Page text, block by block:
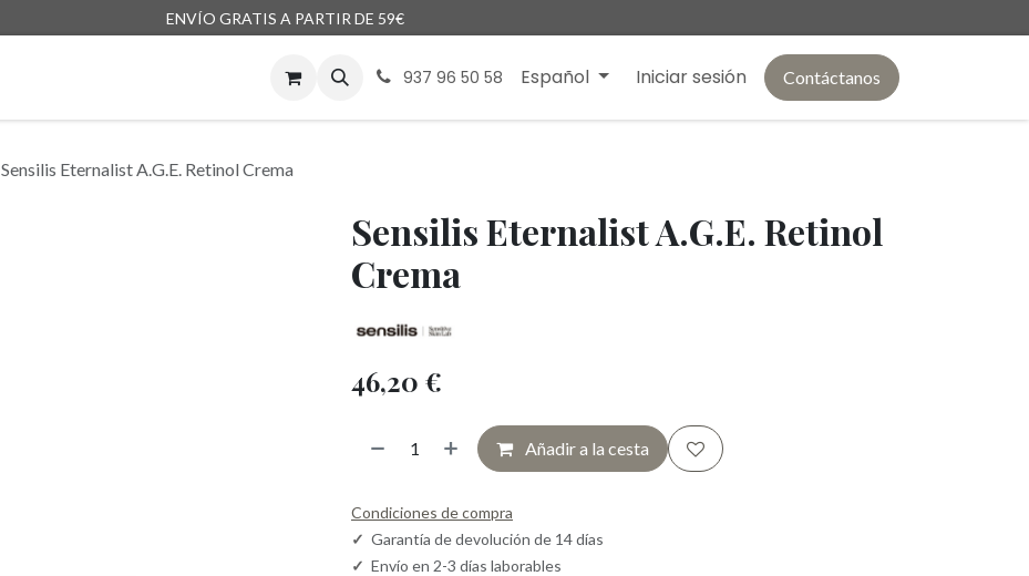
ENVÍO GRATIS A PARTIR DE 59€
Encargos 937 96 50 58 Español Iniciar sesión Contáctanos
Sensilis Eternalist A.G.E. Retinol Crema
Sensilis Eternalist A.G.E. Retinol
Crema
46,20 €
Añadir a la cesta
Condiciones de compra
✓ Garantía de devolución de 14 días
✓ Envío en 2-3 días laborables